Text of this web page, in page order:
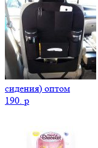
сидения) оптом
190. p